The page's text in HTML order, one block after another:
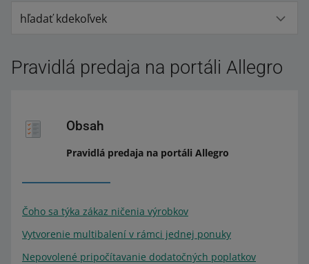
hľadať kdekoľvek
Pravidlá predaja na portáli Allegro
Obsah
Pravidlá predaja na portáli Allegro
Čoho sa týka zákaz ničenia výrobkov
Vytvorenie multibalení v rámci jednej ponuky
Nepovolené pripočítavanie dodatočných poplatkov